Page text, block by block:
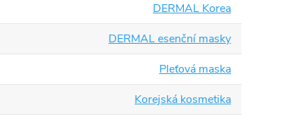
DERMAL Korea
DERMAL esenční masky
Pleťová maska
Korejská kosmetika